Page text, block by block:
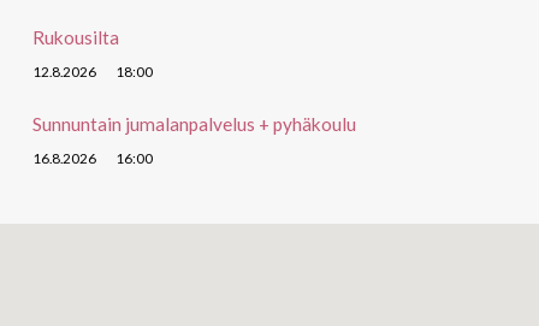
Rukousilta
12.8.2026 18:00
Sunnuntain jumalanpalvelus + pyhäkoulu
16.8.2026 16:00